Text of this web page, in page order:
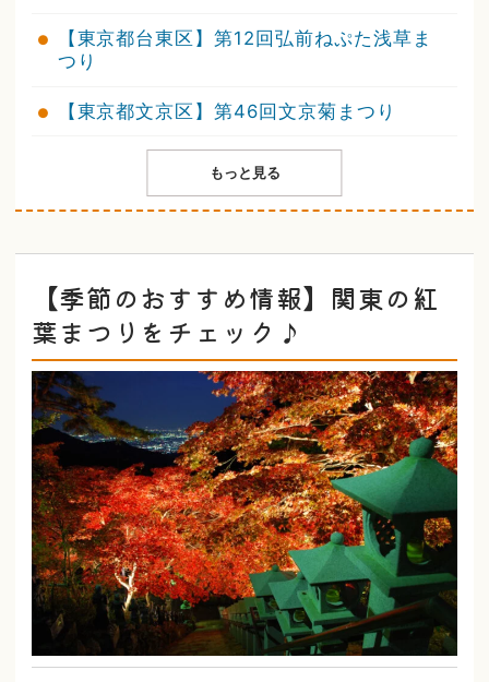
【東京都台東区】第12回弘前ねぷた浅草ま
つり
【東京都文京区】第46回文京菊まつり
もっと見る
【季節のおすすめ情報】関東の紅
葉まつりをチェック♪